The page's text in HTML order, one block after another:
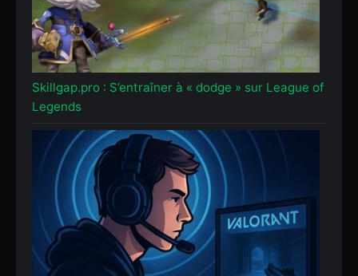
Skillgap.pro : S’entraîner à « dodge » sur League of
Legends